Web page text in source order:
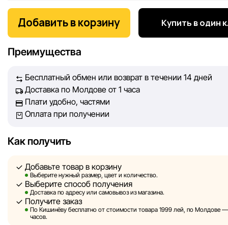
Мы, команда сети магазинов Sportlandia, ценим доверие
покупателей. Каждый день мы работаем над тем, чтобы
информация о товарах и услугах, представленная на
обеспечить вас достоверной информацией, чтобы вы
Однако, несмотря на постоянный контроль, Sportlandia
гарантировать абсолютную точность всех данных,
сайте, ввиду возможных технических ошибок или сбоев.
сторонних ресурсах, ссылки на которые могут быть
Sportlandia оставляет за собой право в одностороннем
без предварительного уведомления вносить изменения в
характеристики и потребительские свойства товаров.
Изображения, представленные на сайте, являются
Добавить в корзину Купить в один
Преимущества
Бесплатный обмен или возврат в течении 14 дней
Доставка по Молдове от 1 часа
Плати удобно, частями
Оплата при получении
Как получить
Добавьте товар в корзину
Выберите нужный размер, цвет и количество.
Выберите способ получения
Доставка по адресу или самовывоз из магазина.
Получите заказ
По Кишинёву бесплатно от стоимости товара 1999 лей, по Молдове —
часов.